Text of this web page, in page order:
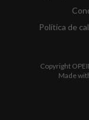
Política de
Copyright
Made